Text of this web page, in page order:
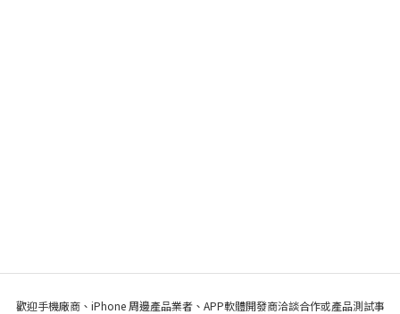
歡迎手機廠商、iPhone 周邊產品業者、APP軟體開發商洽談合作或產品測試事